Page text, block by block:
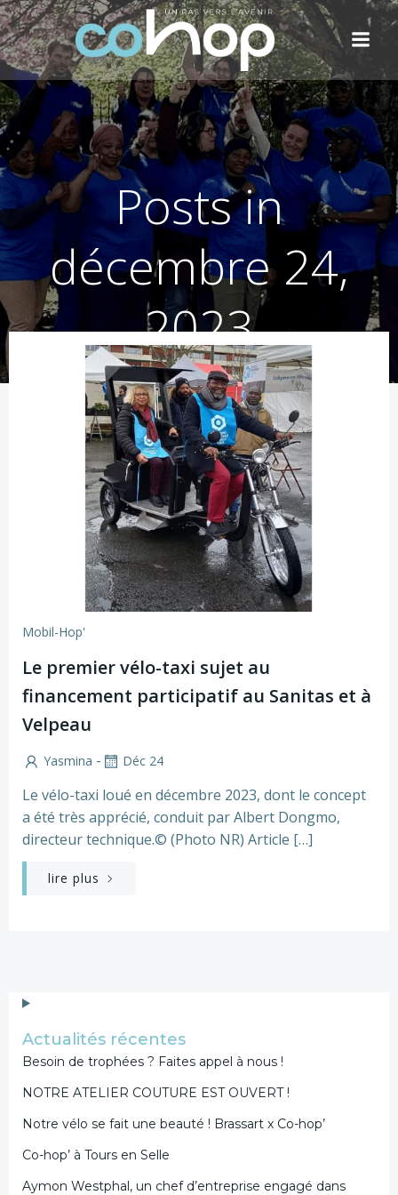
Aller
au
contenu
Posts in
décembre 24,
2023
Mobil-Hop'
Le premier vélo-taxi sujet au
financement participatif au Sanitas et à
Velpeau
Yasmina - Déc 24
Le vélo-taxi loué en décembre 2023, dont le concept
a été très apprécié, conduit par Albert Dongmo,
directeur technique.© (Photo NR) Article […]
lire plus
Actualités récentes
Besoin de trophées ? Faites appel à nous !
NOTRE ATELIER COUTURE EST OUVERT !
Notre vélo se fait une beauté ! Brassart x Co-hop’
Co-hop’ à Tours en Selle
Aymon Westphal, un chef d’entreprise engagé dans